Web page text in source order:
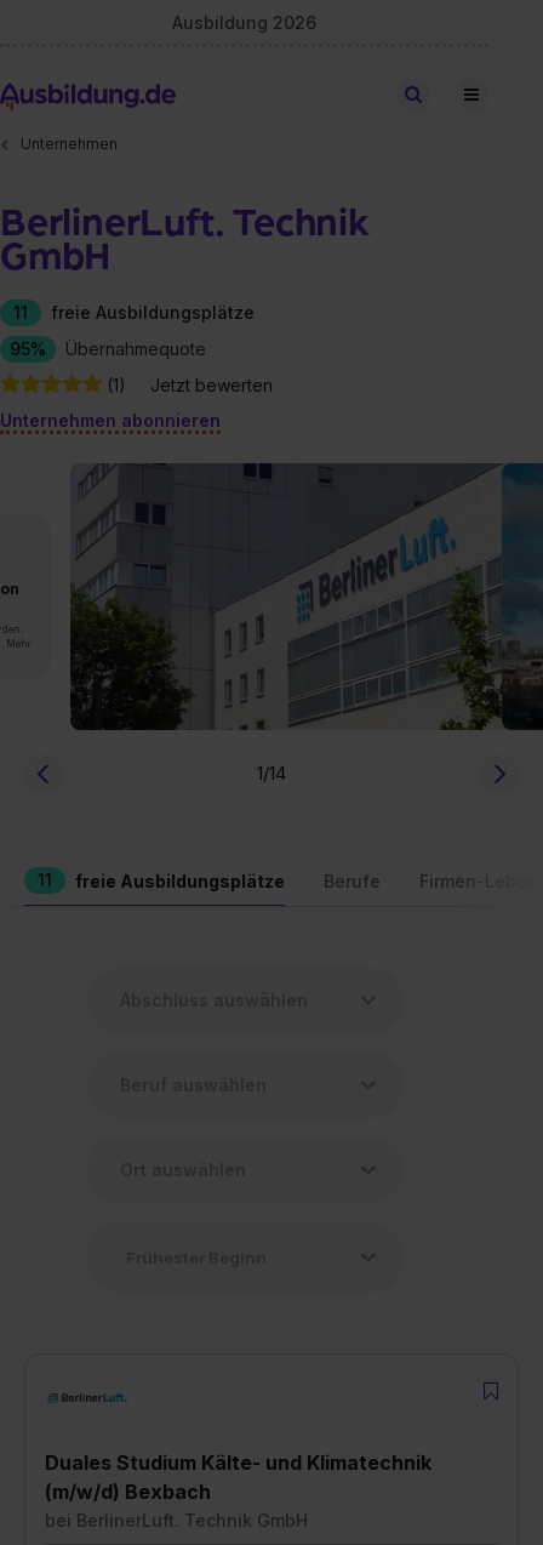
Ausbildung 2026
Stellen finden
Unternehmen
BerlinerLuft. Technik
GmbH
11
freie Ausbildungsplätze
95%
Übernahmequote
(1)
Jetzt bewerten
Unternehmen abonnieren
Mehr
1/14
11 freie Ausbildungsplätze Berufe Firmen-
Duales Studium Kälte- und Klimatechnik
(m/w/d) Bexbach
bei BerlinerLuft. Technik GmbH